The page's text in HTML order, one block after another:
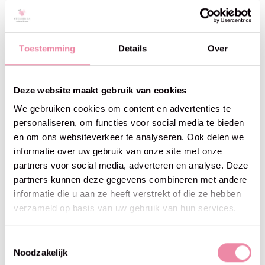
Toestemming Details Over
Deze website maakt gebruik van cookies
We gebruiken cookies om content en advertenties te
personaliseren, om functies voor social media te bieden
en om ons websiteverkeer te analyseren. Ook delen we
informatie over uw gebruik van onze site met onze
partners voor social media, adverteren en analyse. Deze
partners kunnen deze gegevens combineren met andere
informatie die u aan ze heeft verstrekt of die ze hebben
verzameld op basis van uw gebruik van hun services.
Noodzakelijk
Lana Grossa
Lucciola - Lana Grossa -06
€8,95
Lana Grossa
€8,95
30% off 30% off